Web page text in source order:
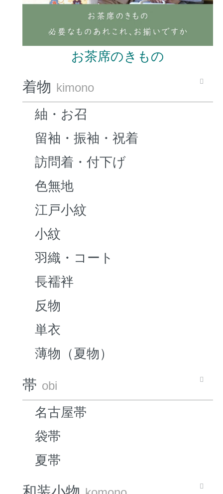
お茶席のきもの
着物 kimono
紬・お召
留袖・振袖・祝着
訪問着・付下げ
色無地
江戸小紋
小紋
羽織・コート
長襦袢
反物
単衣
薄物（夏物）
帯 obi
名古屋帯
袋帯
夏帯